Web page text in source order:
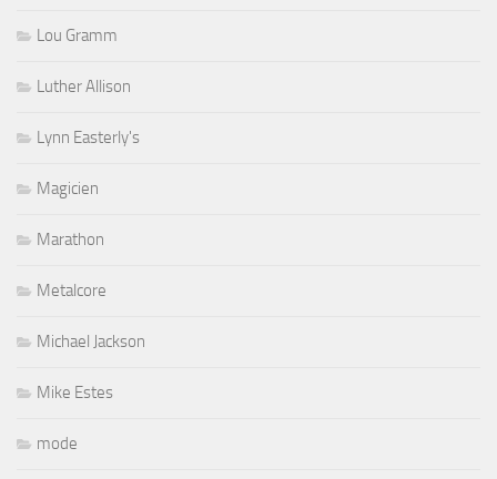
Lou Gramm
Luther Allison
Lynn Easterly's
Magicien
Marathon
Metalcore
Michael Jackson
Mike Estes
mode